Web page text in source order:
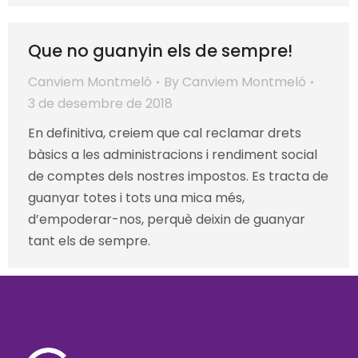
Que no guanyin els de sempre!
Canviem Montmeló By Canviem Montmeló
3 de desembre de 2018
En definitiva, creiem que cal reclamar drets
bàsics a les administracions i rendiment social
de comptes dels nostres impostos. Es tracta de
guanyar totes i tots una mica més,
d’empoderar-nos, perquè deixin de guanyar
tant els de sempre.